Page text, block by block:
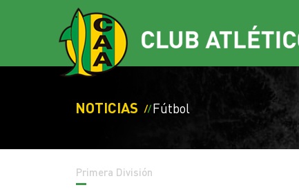
NOTICIAS Fútbol
Primera División